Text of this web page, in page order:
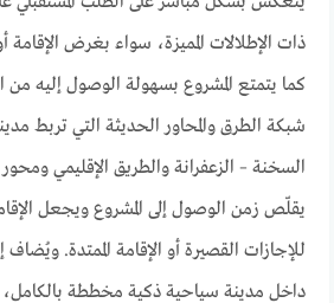
ذات الإطلالات المميزة، سواء بغرض الإقامة
كما يتمتع المشروع بسهولة الوصول إليه من
شبكة الطرق والمحاور الحديثة التي تربط
السخنة – الزعفرانة والطريق الإقليمي
يقلّص زمن الوصول إلى المشروع ويجعل
للإجازات القصيرة أو الإقامة الممتدة.
داخل مدينة سياحية ذكية مخططة